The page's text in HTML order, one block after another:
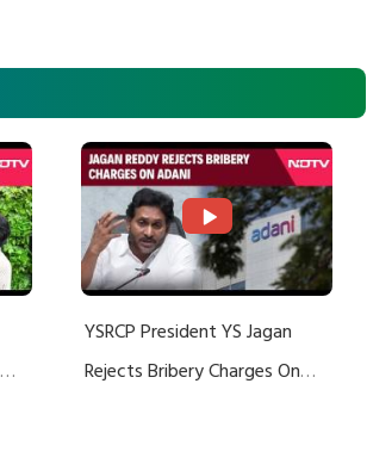
YSRCP President YS Jagan
Rejects Bribery Charges On